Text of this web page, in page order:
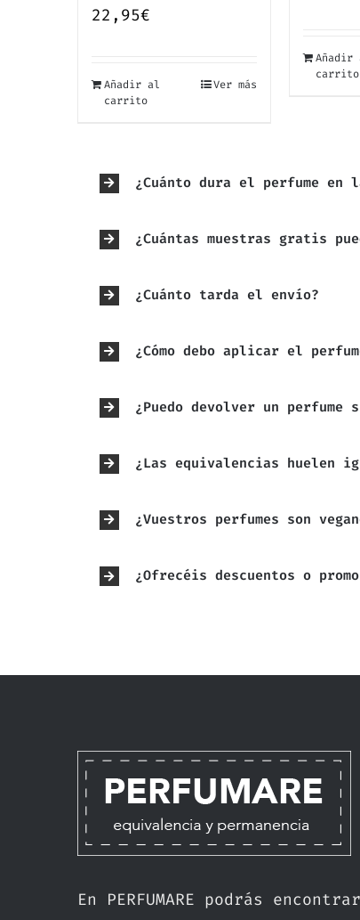
22,95€
Añadir al
carrito
Ver más
Añadir
carrito
¿Cuánto dura el perfume en
¿Cuántas muestras gratis
¿Cuánto tarda el envío?
¿Cómo debo aplicar el
¿Puedo devolver un perfume
¿Las equivalencias huelen
¿Vuestros perfumes son
¿Ofrecéis descuentos o
En PERFUMARE podrás